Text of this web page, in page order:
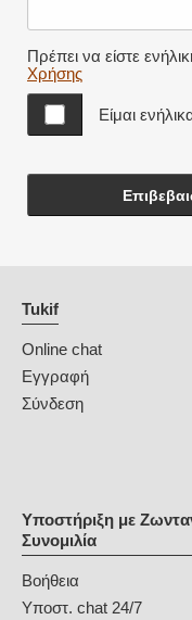
Πρέπει να είστε
Χρήσης
Είμαι
Tukif
Online chat
Εγγραφή
Σύνδεση
Υποστήριξη με
Συνομιλία
Βοήθεια
Υποστ. chat 24/7